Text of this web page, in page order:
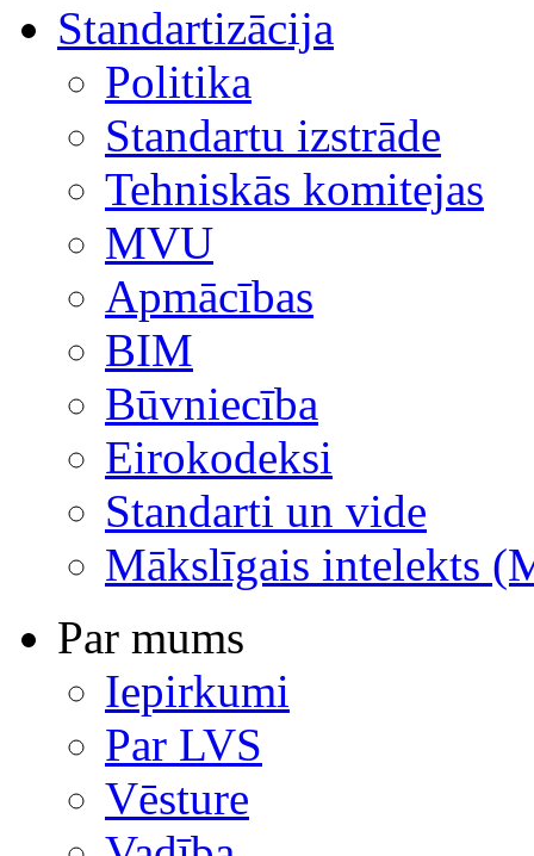
Standartizācija
Politika
Standartu izstrāde
Tehniskās komitejas
MVU
Apmācības
BIM
Būvniecība
Eirokodeksi
Standarti un vide
Mākslīgais intelekts
Par mums
Iepirkumi
Par LVS
Vēsture